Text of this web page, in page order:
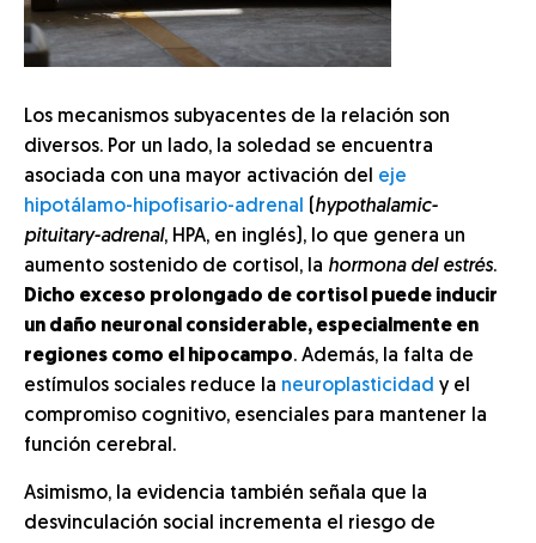
Los mecanismos subyacentes de la relación son
diversos. Por un lado, la soledad se encuentra
asociada con una mayor activación del eje
hipotálamo-hipofisario-adrenal
(hypothalamic-
pituitary-adrenal, HPA, en inglés), lo que genera un
aumento sostenido de cortisol, la hormona del estrés.
Dicho exceso prolongado de cortisol puede inducir
un daño neuronal considerable, especialmente en
regiones como el hipocampo. Además, la falta de
estímulos sociales reduce la neuroplasticidad y el
compromiso cognitivo, esenciales para mantener la
función cerebral.
Asimismo, la evidencia también señala que la
desvinculación social incrementa el riesgo de